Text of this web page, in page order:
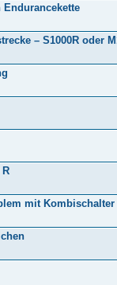
– S1000R oder
R
mit